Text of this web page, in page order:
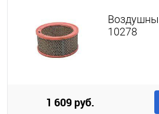
10278
1 609 руб.